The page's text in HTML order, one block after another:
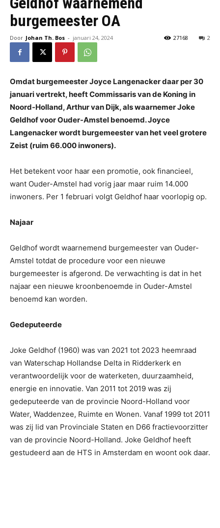
burgemeester OA
Door Johan Th. Bos - januari 24, 2024 2
27168
Omdat burgemeester Joyce Langenacker daar per 30
januari vertrekt, heeft Commissaris van de Koning in
Noord-Holland, Arthur van Dijk, als waarnemer Joke
Geldhof voor Ouder-Amstel benoemd. Joyce
Langenacker wordt burgemeester van het veel grotere
Zeist (ruim 66.000 inwoners).
Het betekent voor haar een promotie, ook financieel,
want Ouder-Amstel had vorig jaar maar ruim 14.000
inwoners. Per 1 februari volgt Geldhof haar voorlopig op.
Najaar
Geldhof wordt waarnemend burgemeester van Ouder-
Amstel totdat de procedure voor een nieuwe
burgemeester is afgerond. De verwachting is dat in het
najaar een nieuwe kroonbenoemde in Ouder-Amstel
benoemd kan worden.
Gedeputeerde
Joke Geldhof (1960) was van 2021 tot 2023 heemraad
van Waterschap Hollandse Delta in Ridderkerk en
verantwoordelijk voor de waterketen, duurzaamheid,
energie en innovatie. Van 2011 tot 2019 was zij
gedeputeerde van de provincie Noord-Holland voor
Water, Waddenzee, Ruimte en Wonen. Vanaf 1999 tot 2011
was zij lid van Provinciale Staten en D66 fractievoorzitter
van de provincie Noord-Holland. Joke Geldhof heeft
gestudeerd aan de HTS in Amsterdam en woont ook daar.